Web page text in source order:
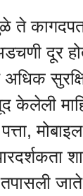
ते
दूर
केलेली